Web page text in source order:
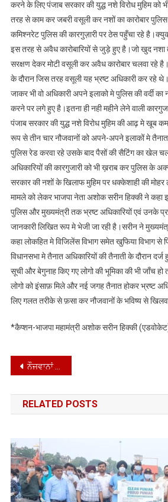
की
जाँच
भी
करवाओ-
अशोक
सरीन
हिक्की*
करने के लिए पंजाब सरकार की युद्ध नशे विरोध मुहिम को
तरह से काम कर जबरी वसूली कर नशों का कारोबार
कमिश्नरेट पुलिस की कारगुज़ारी पर ठेस पहुँचा रहे
इस तरह से अवैध कारोबारियों से जुड़े हुए है।जो खुद
सरक्षण देकर मोटी वसूली कर अवैध कारोबार चलवा रहे
के दौरान जिस तरह वसूली यह भ्रष्ट अधिकारी कर रहे
जाकर भी वो अधिकारी अपने इलाको मे पुलिस की वर्दी
करने पर लगे हुए है।इतना ही नही महीने लेने वाली
पंजाब सरकार की युद्ध नशे विरोध मुहिम की आढ़ मे खूब
रूप से तीन चार नौजवानों को अपने-अपने इलाकों मे
पुलिस रेड करवा रहे उसके बाद पैसों की सैटिंग का खेल
अधिकारियों की कारगुजारी को भी ख़राब कर पुलिस के
सरकार की नशों के खिलाफ मुहिम पर धक्केशाही की
मामले को लेकर भाजपा नेता अशोक सरीन हिक्की ने कहा
पुलिस और मुख्यमंत्री तक भ्रष्ट अधिकारियों एवं उनके
जानकारी लिखित रूप मे भेजी जा रही है।सरीन ने
कहा लोकहित मे विजिलेंस विभाग समेत खुफिया विभाग
विधानसभा मे तैनात अधिकारियों की तैनाती के दौरान दर्ज
सूची और बेगुनाह किए गए लोगो की भूमिका की भी जाँच
लोगो को इंसाफ़ मिले और नई जगह तैनात होकर भ्रष्ट
लिए गलत तरीके से फ़सा कर नौजवानों के भविष्य से
*कैप्शन-भाजपा महामंत्री अशोक सरीन हिक्की
Post
navigation
ਨੌਜਵਾਨਾਂ ਨੂੰ ਖੇਡਾਂ ਨਾਲ ਜੋੜਨ ਲਈ ਬਟਾਲਾ ਪੁਲਿਸ ਨੇ ਪਿੰਡ ਹਰਪੁਰਾ ਵਿੱਚ ਫੁੱਟਬਾਲ ਟੂਰਨਾਮੈਂਟ ਕਰਵਾਇਆ
RELATED POSTS